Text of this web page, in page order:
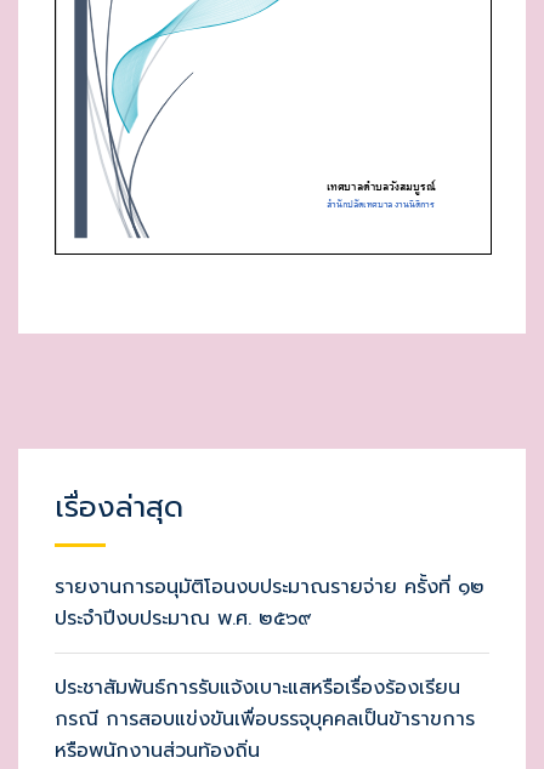
เรื่องล่าสุด
รายงานการอนุมัติโอนงบประมาณรายจ่าย ครั้งที่ ๑๒
ประจำปีงบประมาณ พ.ศ. ๒๕๖๙
ประชาสัมพันธ์การรับแจ้งเบาะแสหรือเรื่องร้องเรียน
กรณี การสอบแข่งขันเพื่อบรรจุบุคคลเป็นข้าราขการ
หรือพนักงานส่วนท้องถิ่น